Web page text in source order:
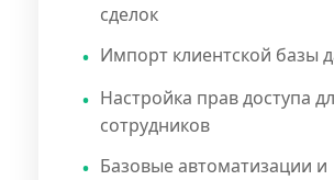
сделок
Импорт клиентской базы
Настройка прав доступа
сотрудников
Базовые автоматизации и